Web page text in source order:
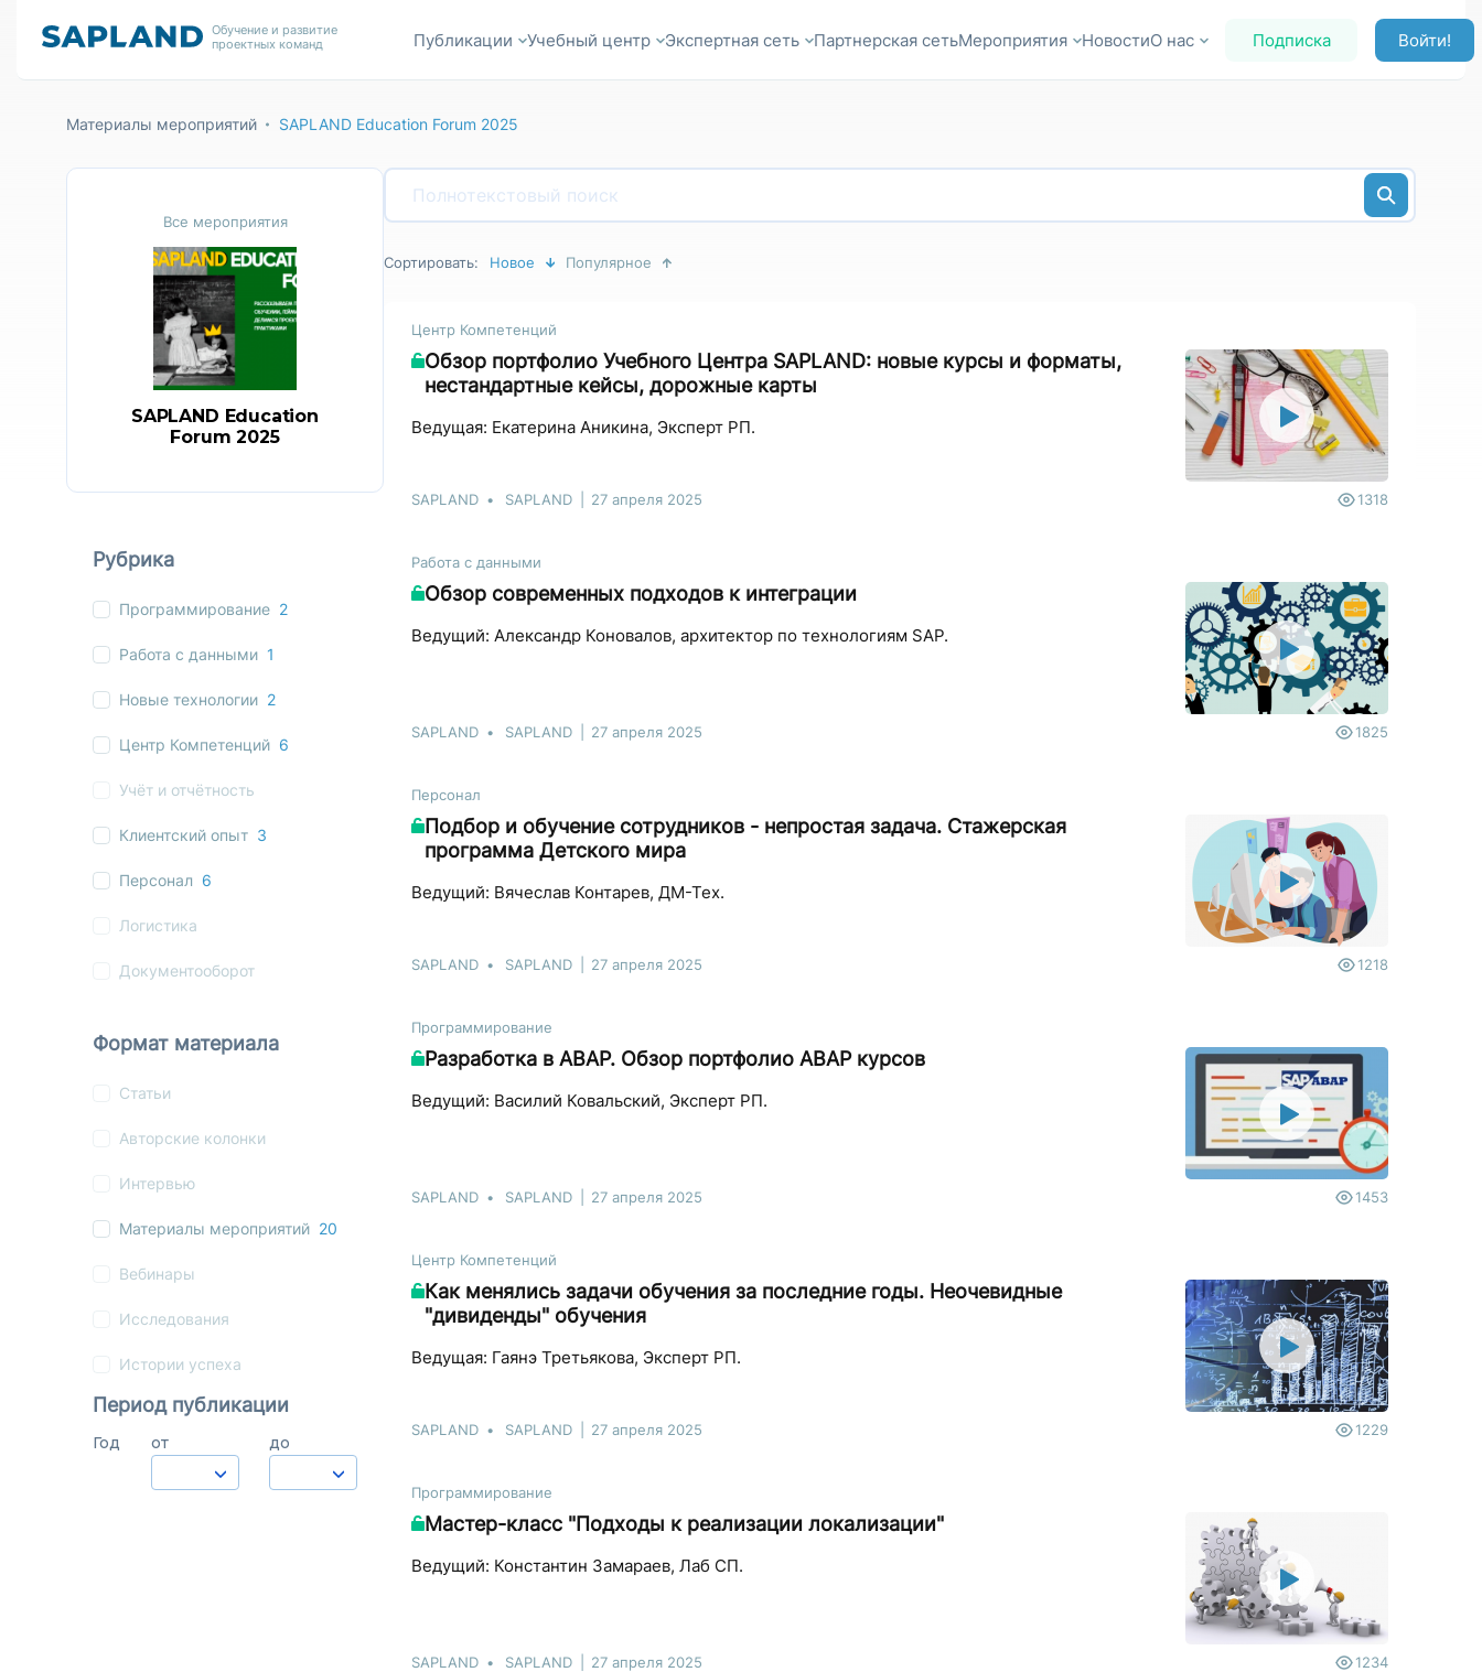
Обучение и развитие
проектных команд
Публикации Учебный центр Экспертная сеть Партнерская сетьМероприятия НовостиО нас Подписка Войти!
Материалы мероприятий SAPLAND Education Forum 2025
Сортировать: Новое Популярное
Центр Компетенций
Обзор портфолио Учебного Центра SAPLAND: новые курсы и форматы,
нестандартные кейсы, дорожные карты
Ведущая: Екатерина Аникина, Эксперт РП.
SAPLAND SAPLAND 27 апреля 2025 1318
Работа с данными
Обзор современных подходов к интеграции
Ведущий: Александр Коновалов, архитектор по технологиям SAP.
SAPLAND SAPLAND 27 апреля 2025 1825
Персонал
Подбор и обучение сотрудников - непростая задача. Стажерская
программа Детского мира
Ведущий: Вячеслав Контарев, ДМ-Тех.
SAPLAND SAPLAND 27 апреля 2025 1218
Программирование
Разработка в ABAP. Обзор портфолио ABAP курсов
Ведущий: Василий Ковальский, Эксперт РП.
SAPLAND SAPLAND 27 апреля 2025 1453
Центр Компетенций
Как менялись задачи обучения за последние годы. Неочевидные
"дивиденды" обучения
Ведущая: Гаянэ Третьякова, Эксперт РП.
SAPLAND SAPLAND 27 апреля 2025 1229
Программирование
Мастер-класс "Подходы к реализации локализации"
Ведущий: Константин Замараев, Лаб СП.
SAPLAND SAPLAND 27 апреля 2025 1234
Все мероприятия
SAPLAND Education
Forum 2025
Рубрика
Программирование 2
Работа с данными 1
Новые технологии 2
Центр Компетенций 6
Учёт и отчётность
Клиентский опыт 3
Персонал 6
Логистика
Документооборот
Формат материала
Статьи
Авторские колонки
Интервью
Материалы мероприятий 20
Вебинары
Исследования
Истории успеха
Период публикации
Год от до